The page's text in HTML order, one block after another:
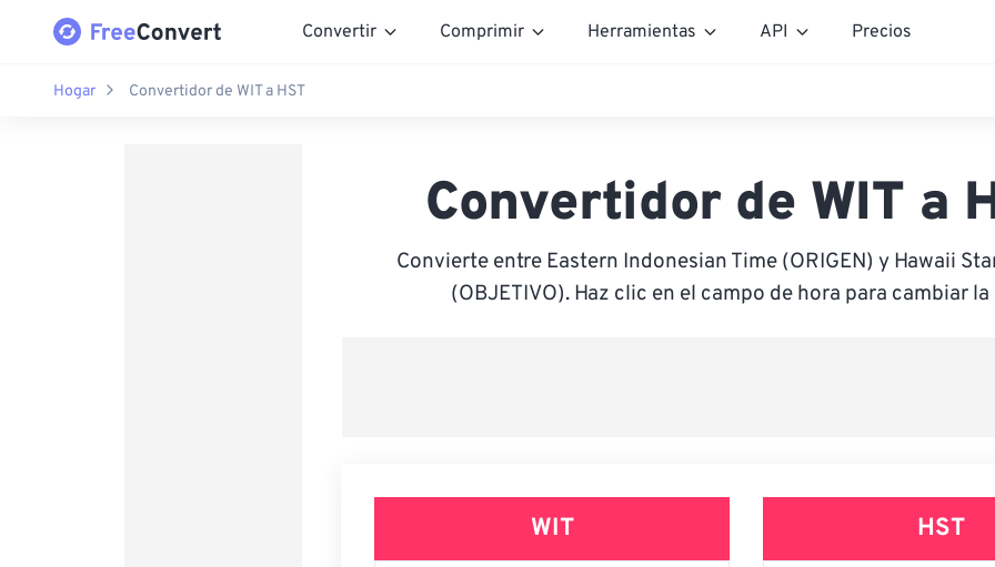
Convertir Comprimir Herramientas API Precios
Hogar Convertidor de WIT a HST
Convertidor de WIT a
Convierte entre Eastern Indonesian Time (ORIGEN) y Hawaii
(OBJETIVO). Haz clic en el campo de hora para cambiar la
WIT HST